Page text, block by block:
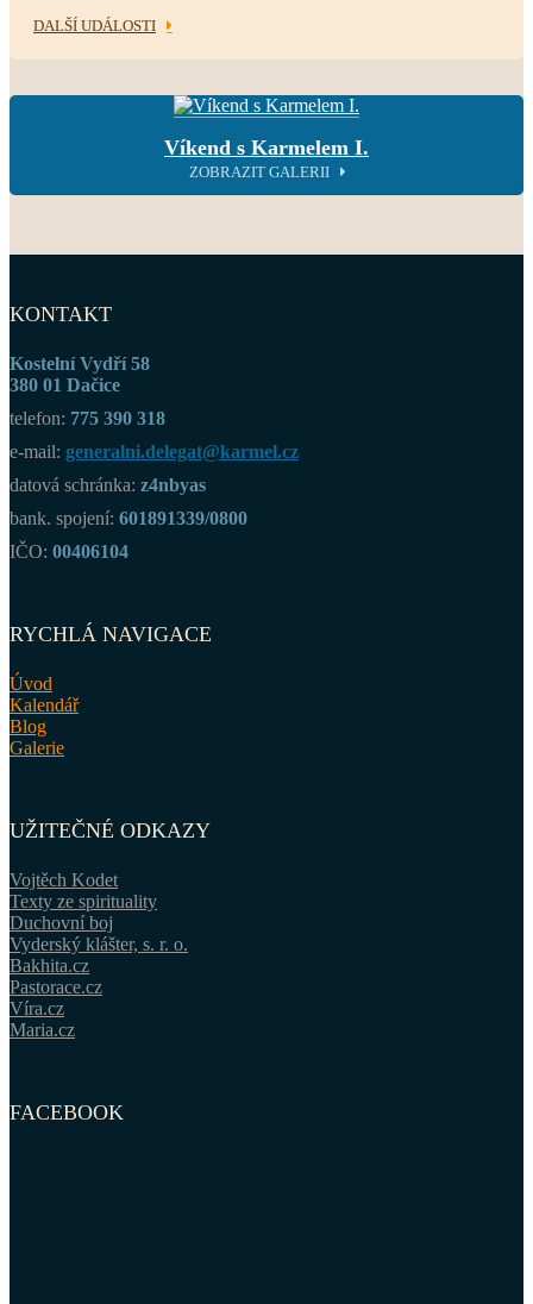
DALŠÍ UDÁLOSTI
Víkend s Karmelem I.
ZOBRAZIT GALERII
KONTAKT
Kostelní Vydří 58
380 01 Dačice
telefon: 775 390 318
e-mail: generalni.delegat@karmel.cz
datová schránka: z4nbyas
bank. spojení: 601891339/0800
IČO: 00406104
RYCHLÁ NAVIGACE
Úvod
Kalendář
Blog
Galerie
UŽITEČNÉ ODKAZY
Vojtěch Kodet
Texty ze spirituality
Duchovní boj
Vyderský klášter, s. r. o.
Bakhita.cz
Pastorace.cz
Víra.cz
Maria.cz
FACEBOOK